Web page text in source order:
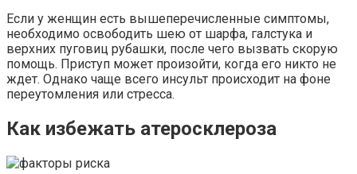
Если у женщин есть вышеперечисленные симптомы,
необходимо освободить шею от шарфа, галстука и
верхних пуговиц рубашки, после чего вызвать скорую
помощь. Приступ может произойти, когда его никто не
ждет. Однако чаще всего инсульт происходит на фоне
переутомления или стресса.
Как избежать атеросклероза